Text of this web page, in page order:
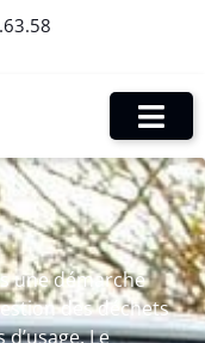
une démarche
des déchets
Le